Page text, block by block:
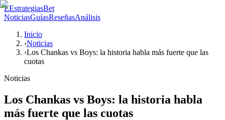
EEstrategiasBet
NoticiasGuíasReseñasAnálisis
Inicio
›Noticias
›Los Chankas vs Boys: la historia habla más fuerte que las
cuotas
Noticias
Los Chankas vs Boys: la historia habla
más fuerte que las cuotas